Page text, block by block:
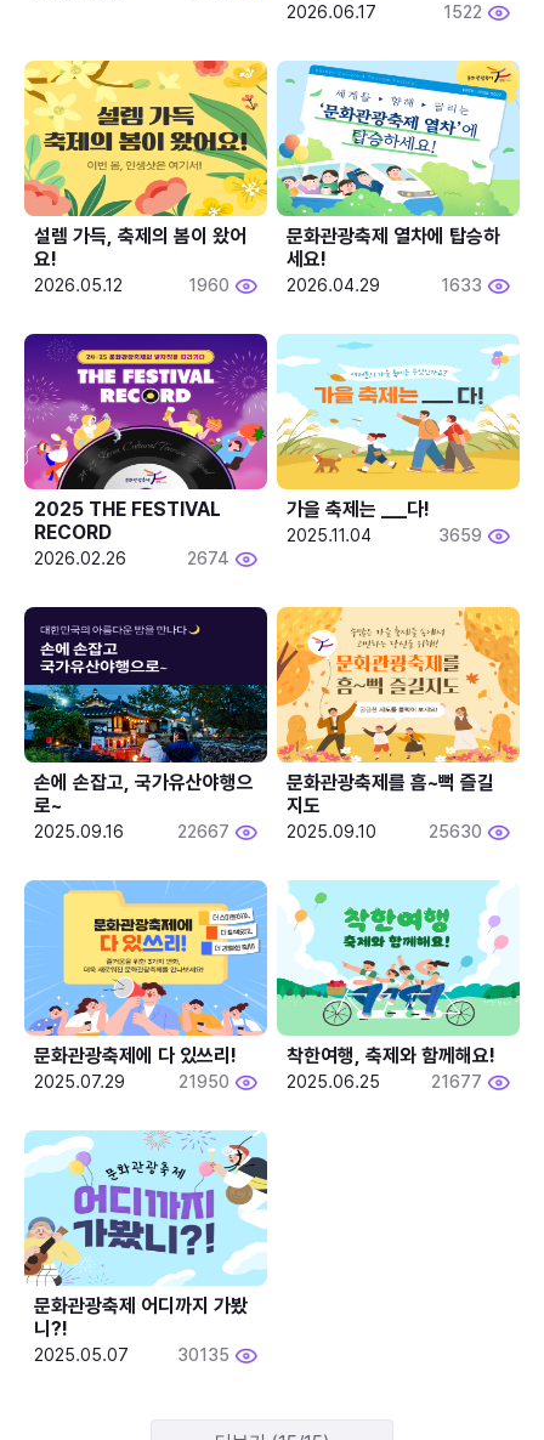
2026.06.17 1522
설렘 가득, 축제의 봄이 왔어
요!
2026.05.12 1960
문화관광축제 열차에 탑승하
세요!
2026.04.29 1633
2025 THE FESTIVAL
RECORD
2026.02.26 2674
2025.11.04 3659
손에 손잡고, 국가유산야행으
로~
2025.09.16 22667
문화관광축제를 흠~뻑 즐길
지도
2025.09.10 25630
문화관광축제에 다 있쓰리!
2025.07.29 21950
착한여행, 축제와 함께해요!
2025.06.25 21677
문화관광축제 어디까지 가봤
니?!
2025.05.07 30135